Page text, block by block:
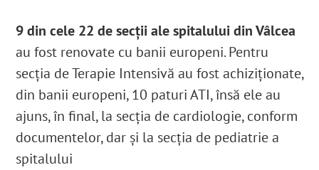
9din cele 22 de secții ale spitalului din Vâlcea
au fost renovate cu banii europeni.Pentru
secția de Terapie Intensivă au fost achiziționate,
din banii europeni, 10 paturi ATI, însă ele au
ajuns, în final, la secția de cardiologie, conform
documentelor, dar și la secția de pediatrie a
spitalului